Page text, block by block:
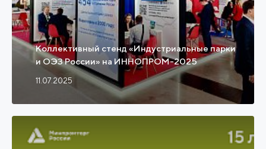
Коллективный стенд «Индустриальные парки
и ОЭЗ России» на ИННОПРОМ-2025
11.07.2025